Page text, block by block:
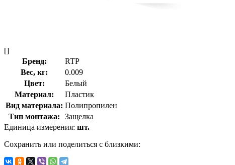
[]
Бренд:
RTP
Вес, кг:
0.009
Цвет:
Белый
Материал:
Пластик
Вид материала: Полипропилен
Тип монтажа:
Защелка
Единица измерения: шт.
Сохранить или поделиться с близкими: